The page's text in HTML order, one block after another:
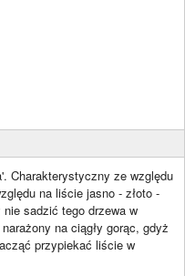
Charakterystyczny ze względu
na liście jasno - złoto -
sadzić tego drzewa w
na ciągły gorąc, gdyż
przypiekać liście w